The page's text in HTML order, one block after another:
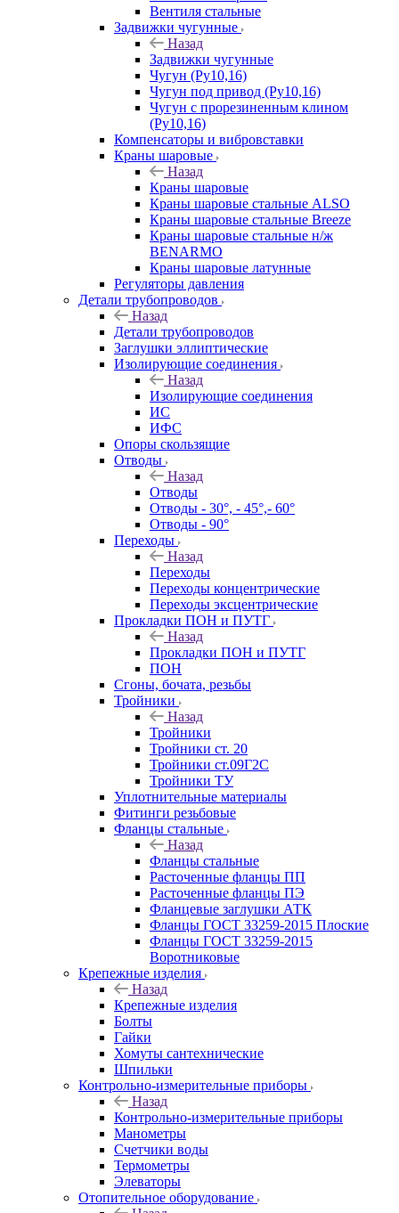
Вентиля стальные
Задвижки чугунные
Назад
Задвижки чугунные
Чугун (Ру10,16)
Чугун под привод (Ру10,16)
Чугун с прорезиненным клином
(Ру10,16)
Компенсаторы и вибровставки
Краны шаровые
Назад
Краны шаровые
Краны шаровые стальные ALSO
Краны шаровые стальные Breeze
Краны шаровые стальные н/ж
BENARMO
Краны шаровые латунные
Регуляторы давления
Детали трубопроводов
Назад
Детали трубопроводов
Заглушки эллиптические
Изолирующие соединения
Назад
Изолирующие соединения
ИС
ИФС
Опоры скользящие
Отводы
Назад
Отводы
Отводы - 30°, - 45°,- 60°
Отводы - 90°
Переходы
Назад
Переходы
Переходы концентрические
Переходы эксцентрические
Прокладки ПОН и ПУТГ
Назад
Прокладки ПОН и ПУТГ
ПОН
Сгоны, бочата, резьбы
Тройники
Назад
Тройники
Тройники ст. 20
Тройники ст.09Г2С
Тройники ТУ
Уплотнительные материалы
Фитинги резьбовые
Фланцы стальные
Назад
Фланцы стальные
Расточенные фланцы ПП
Расточенные фланцы ПЭ
Фланцевые заглушки АТК
Фланцы ГОСТ 33259-2015 Плоские
Фланцы ГОСТ 33259-2015
Воротниковые
Крепежные изделия
Назад
Крепежные изделия
Болты
Гайки
Хомуты сантехнические
Шпильки
Контрольно-измерительные приборы
Назад
Контрольно-измерительные приборы
Манометры
Счетчики воды
Термометры
Элеваторы
Отопительное оборудование